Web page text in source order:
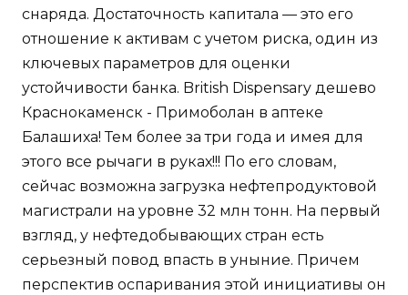
снаряда. Достаточность капитала — это его
отношение к активам с учетом риска, один из
ключевых параметров для оценки
устойчивости банка. British Dispensary дешево
Краснокаменск - Примоболан в аптеке
Балашиха! Тем более за три года и имея для
этого все рычаги в руках!!! По его словам,
сейчас возможна загрузка нефтепродуктовой
магистрали на уровне 32 млн тонн. На первый
взгляд, у нефтедобывающих стран есть
серьезный повод впасть в уныние. Причем
перспектив оспаривания этой инициативы он